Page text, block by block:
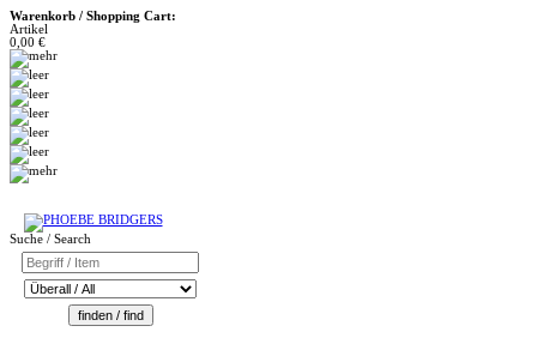
Warenkorb / Shopping Cart:
Artikel
0,00 €
Suche / Search